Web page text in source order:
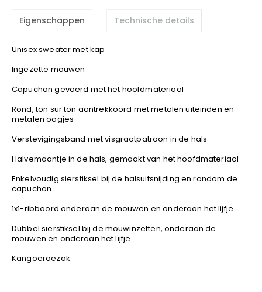
Safety Jogger
Spiro
Stanley/Stella
TowelCity
YOKO
Eigenschappen Technische details
Unisex sweater met kap
Ingezette mouwen
Capuchon gevoerd met het hoofdmateriaal
Rond, ton sur ton aantrekkoord met metalen uiteinden en
metalen oogjes
Verstevigingsband met visgraatpatroon in de hals
Halvemaantje in de hals, gemaakt van het hoofdmateriaal
Enkelvoudig sierstiksel bij de halsuitsnijding en rondom de
capuchon
1x1-ribboord onderaan de mouwen en onderaan het lijfje
Dubbel sierstiksel bij de mouwinzetten, onderaan de
mouwen en onderaan het lijfje
Kangoeroezak